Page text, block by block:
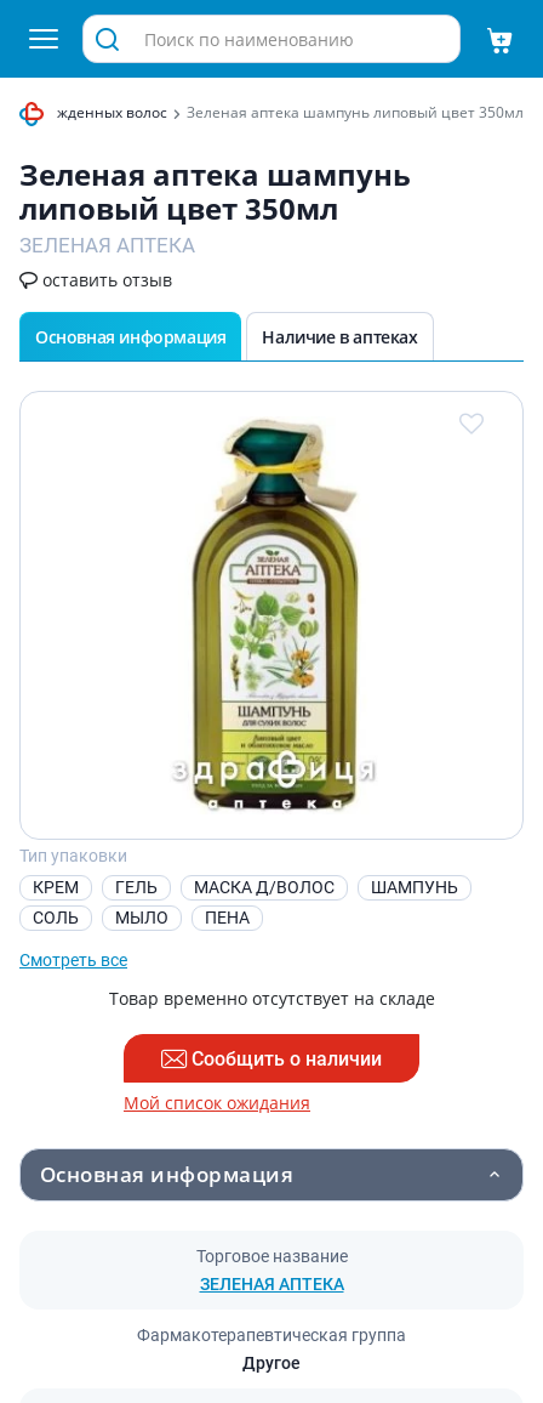
и поврежденных волос Зеленая аптека шампунь липовый цвет 350мл
Зеленая аптека шампунь
липовый цвет 350мл
ЗЕЛЕНАЯ АПТЕКА
оставить отзыв
Основная информация Наличие в аптеках
Тип упаковки
КРЕМ
ГЕЛЬ МАСКА Д/ВОЛОС
ШАМПУНЬ
СОЛЬ
МЫЛО ПЕНА
Смотреть все
Товар временно отсутствует на складе
Сообщить о наличии
Мой список ожидания
Основная информация
Торговое название
ЗЕЛЕНАЯ АПТЕКА
Фармакотерапевтическая группа
Другое